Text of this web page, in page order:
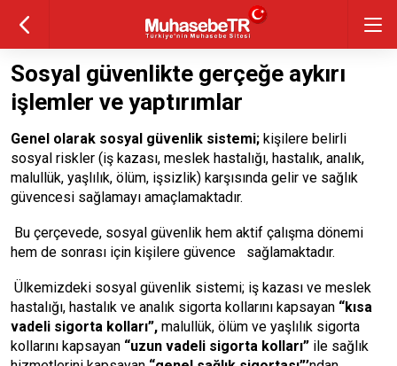
Sosyal güvenlikte gerçeğe aykırı
işlemler ve yaptırımlar
Genel olarak sosyal güvenlik sistemi; kişilere belirli
sosyal riskler (iş kazası, meslek hastalığı, hastalık, analık,
malullük, yaşlılık, ölüm, işsizlik) karşısında gelir ve sağlık
güvencesi sağlamayı amaçlamaktadır.
Bu çerçevede, sosyal güvenlik hem aktif çalışma dönemi
hem de sonrası için kişilere güvence sağlamaktadır.
Ülkemizdeki sosyal güvenlik sistemi; iş kazası ve meslek
hastalığı, hastalık ve analık sigorta kollarını kapsayan “kısa
vadeli sigorta kolları”, malullük, ölüm ve yaşlılık sigorta
kollarını kapsayan “uzun vadeli sigorta kolları” ile sağlık